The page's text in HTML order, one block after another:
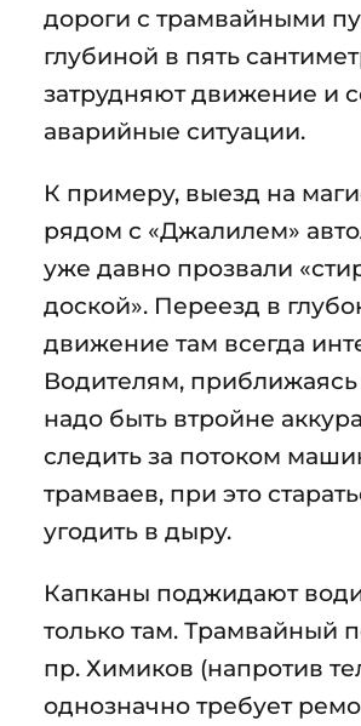
дороги с трамвайными
глубиной в пять
затрудняют движение и
аварийные ситуации.
К примеру, выезд на
рядом с «Джалилем»
уже давно прозвали
доской». Переезд в
движение там всегда
Водителям, приближаясь
надо быть втройне
следить за потоком
трамваев, при это
угодить в дыру.
Капканы поджидают
только там. Трамвайный
пр. Химиков (напротив
однозначно требует